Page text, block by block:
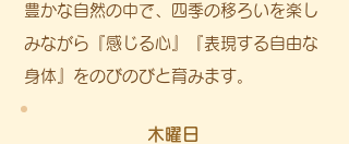
豊かな自然の中で、四季の移ろいを楽し
みながら『感じる心』『表現する自由な
身体』をのびのびと育みます。
木曜日